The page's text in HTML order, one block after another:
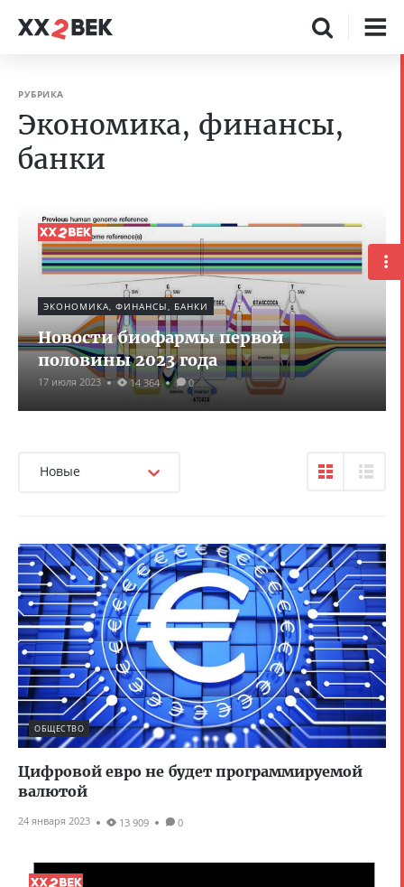
РУБРИКА
Экономика, финансы,
банки
ЭКОНОМИКА, ФИНАНСЫ, БАНКИ
Новости биофармы первой
половины 2023 года
17 июля 2023 14 364 0
Новые
ОБЩЕСТВО
Цифровой евро не будет программируемой
валютой
24 января 2023 13 909 0